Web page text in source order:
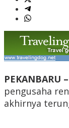
PEKANBARU –
pengusaha
akhirnya